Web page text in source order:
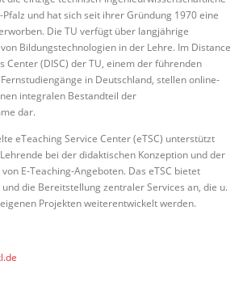
und hat sich seit ihrer Gründung 1970 eine
Die TU verfügt über langjährige
Bildungstechnologien in der Lehre. Im Distance
Center (DISC) der TU, einem der führenden
in Deutschland, stellen online-
integralen Bestandteil der
dar.
eTeaching Service Center (eTSC) unterstützt
bei der didaktischen Konzeption und der
E-Teaching-Angeboten. Das eTSC bietet
die Bereitstellung zentraler Services an, die u.
Projekten weiterentwickelt werden.